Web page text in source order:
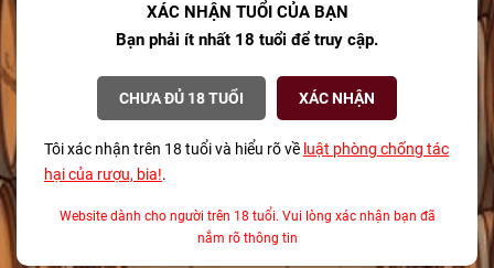
XÁC NHẬN TUỔI CỦA BẠN
Bạn phải ít nhất 18 tuổi để truy cập.
CHƯA ĐỦ 18 TUỔI XÁC NHẬN
Tôi xác nhận trên 18 tuổi và hiểu rõ về luật phòng chống tác
hại của rượu, bia!.
Website dành cho người trên 18 tuổi. Vui lòng xác nhận bạn đã
nắm rõ thông tin